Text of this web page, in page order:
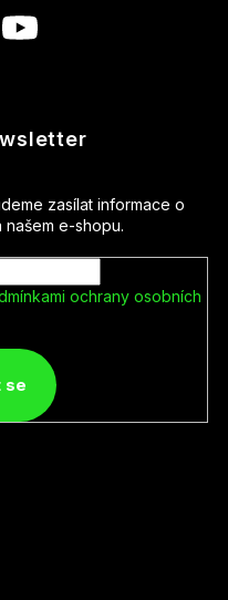
zasílat informace o
e-shopu.
ochrany osobních
se